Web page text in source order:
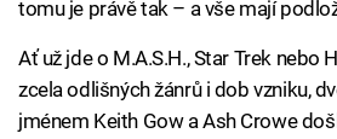
tomu je právě tak – a vše mají
Ať už jde o M.A.S.H., Star Trek nebo
zcela odlišných žánrů i dob vzniku,
jménem Keith Gow a Ash Crowe